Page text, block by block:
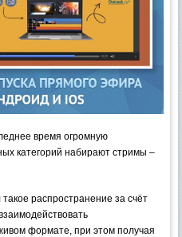
время огромную
категорий набирают стримы –
распространение за счёт
формате, при этом получая